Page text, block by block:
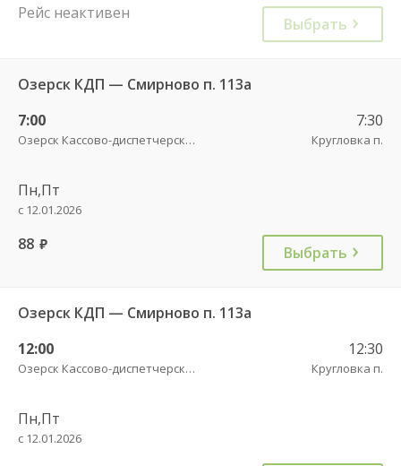
Рейс неактивен
Выбрать
Озерск КДП — Смирново п. 113а
7:00
Озерск Кассово-диспетчерский пункт
7:30
Кругловка п.
Пн,Пт
с 12.01.2026
88 руб. Выбрать
Озерск КДП — Смирново п. 113а
12:00
Озерск Кассово-диспетчерский пункт
12:30
Кругловка п.
Пн,Пт
с 12.01.2026